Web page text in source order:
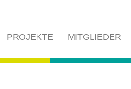
PROJEKTE MITGLIEDER